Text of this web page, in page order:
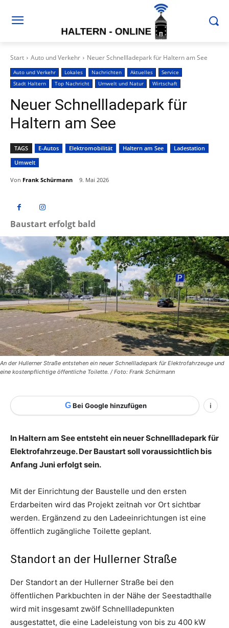
Start Auto und Verkehr Neuer Schnellladepark für Haltern am See
Auto und Verkehr Lokales Nachrichten Aktuelles
Service
Stadt Haltern
Top Nachricht Umwelt und Natur Wirtschaft
Neuer Schnellladepark für
Haltern am See
TAGS E-Autos Elektromobilität Haltern am See
Ladestation
Umwelt
Von Frank Schürmann 9. Mai 2026
Baustart erfolgt bald
An der Hullerner Straße entstehen ein neuer Schnellladepark für Elektrofahrzeuge und
eine kostenpflichtige öffentliche Toilette. / Foto: Frank Schürmann
G Bei Google hinzufügen i
In Haltern am See entsteht ein neuer Schnellladepark für
Elektrofahrzeuge. Der Baustart soll voraussichtlich bis
Anfang Juni erfolgt sein.
Mit der Einrichtung der Baustelle und den ersten
Erdarbeiten wird das Projekt zeitnah vor Ort sichtbar
werden. Ergänzend zu den Ladeeinrichtungen ist eine
öffentlich zugängliche Toilette geplant.
Standort an der Hullerner Straße
Der Standort an der Hullerner Straße bei den
öffentlichen Parkbuchten in der Nähe der Seestadthalle
wird mit insgesamt zwölf Schnellladepunkten
ausgestattet, die eine Ladeleistung von bis zu 400 kW